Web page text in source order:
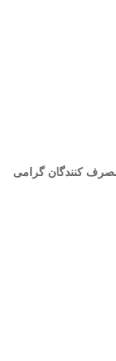
مصرف کنندگان گرامی